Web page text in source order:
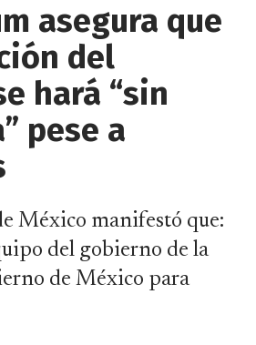
asegura que
del
hará “sin
pese a
México manifestó que:
del gobierno de la
de México para